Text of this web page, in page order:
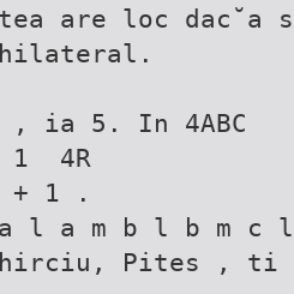
are loc dac˘a
, ia 5. In 4ABC
 4R 
+ 1 .
a l a m b l b m c
Pites , ti